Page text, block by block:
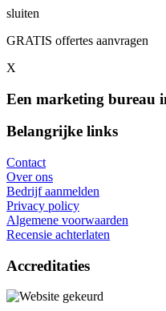
sluiten
GRATIS offertes aanvragen
X
Een marketing bureau
Belangrijke links
Contact
Over ons
Bedrijf aanmelden
Privacy policy
Algemene voorwaarden
Recensie achterlaten
Accreditaties